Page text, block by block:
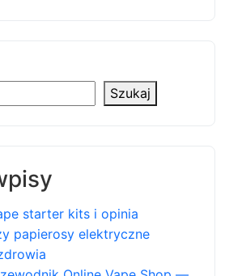
Szukaj
starter kits i opinia
papierosy elektryczne